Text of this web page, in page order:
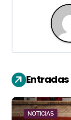
c
i
ó
NOTICIAS